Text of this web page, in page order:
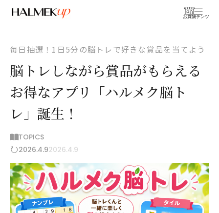
お買物
コンテンツ
毎日抽選！1日5分の脳トレで好きな賞品を当てよう
脳トレしながら賞品がもらえる
お得なアプリ「ハルメク脳ト
レ」誕生！
TOPICS
2026.4.92026.4.9